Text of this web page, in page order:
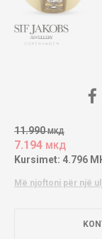
11.990 МКД
7.194 МКД
Kursimet: 4.796
Më njoftoni për një